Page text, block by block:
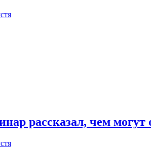
рассказал, чем